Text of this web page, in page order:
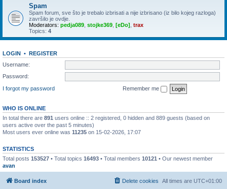
Spam
Spam forum, sve što je trebalo izbrisati a nije izbrisano (iz bilo kojeg razloga)
završilo je ovdje.
Moderators: pedja089 stojke369 [eDo] trax
Topics: 4
LOGIN • REGISTER
Username:
Password:
I forgot my password
Remember me
WHO IS ONLINE
In total there are 891 users online :: 2 registered, 0 hidden and 889 guests (based on
users active over the past 5 minutes)
Most users ever online was 11235 on 15-02-2026, 17:07
STATISTICS
Total posts 153527 • Total topics 16493 • Total members 10121 • Our newest member
avan
Board index All times are UTC+01:00
Delete cookies